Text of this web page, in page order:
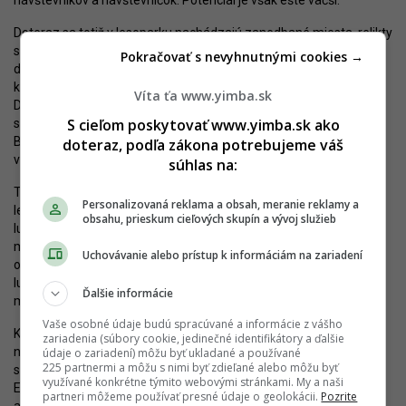
Doteraz sa totiž v lesoparku nachádzajú zanedbané miesta, relikty
starších nevhodných stavieb, niektoré nástupné lokality nie sú
dostatočne vybavené a pod MLB nepatria viaceré lesné územia,
ktoré by mohli dostať lepšiu infraštruktúru – napríklad Sitina či
Devínska Kobyla. Ak sa podarí tieto miesta lepšie využiť (no
s prihliadnutím na ochranu životného prostredia a prírody),
Bratislava sa bude môcť prezentovať pokladom, aký jej môžu
viaceré mestá len závidieť.
To ale ešte nie je všetko. Rovnako významný ako Bratislavský
lesopark môže byť ajBratislavský dunajský park. Unikátne plochy
lužných lesov v tesnom kontakte s mestom môžu tvoriť
mimoriadne zaujímavú ponuku prechádzkových, športových či
oddychových miest, doplnenú o edukáciu o hodnote jedinečných
lužných lesov v okolí Dunaja. Vízia parku ráta s užším prepojením
mesta a rieky.
Kombinácia oboch – karpatských aj dunajských lesov – ktoré sú
navyše vhodne využité pre potreby mestskej rekreácie, môže
spraviť z Bratislavy skutočne jedno z najzelenších veľkých miest
Európy. Ak sa navyše rekreácia a ochrana prírody spojí s kvalitnou
Víta ťa www.yimba.sk
S cieľom poskytovať www.yimba.sk ako
doteraz, podľa zákona potrebujeme váš
súhlas na:
Personalizovaná reklama a obsah, meranie reklamy a
obsahu, prieskum cieľových skupín a vývoj služieb
Uchovávanie alebo prístup k informáciám na zariadení
Ďalšie informácie
Vaše osobné údaje budú spracúvané a informácie z vášho
zariadenia (súbory cookie, jedinečné identifikátory a ďalšie
údaje o zariadení) môžu byť ukladané a používané
225 partnermi a môžu s nimi byť zdieľané alebo môžu byť
využívané konkrétne týmito webovými stránkami. My a naši
partneri môžeme používať presné údaje o geolokácii. Pozrite
Pokračovať s nevyhnutnými cookies →